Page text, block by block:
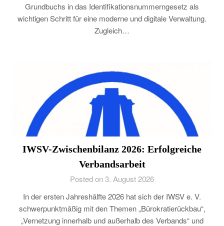
Grundbuchs in das Identifikationsnummerngesetz als
wichtigen Schritt für eine moderne und digitale Verwaltung.
Zugleich…
IWSV-Zwischenbilanz 2026: Erfolgreiche
Verbandsarbeit
Posted on 3. August 2026
In der ersten Jahreshälfte 2026 hat sich der IWSV e. V.
schwerpunktmäßig mit den Themen „Bürokratierückbau“,
„Vernetzung innerhalb und außerhalb des Verbands“ und